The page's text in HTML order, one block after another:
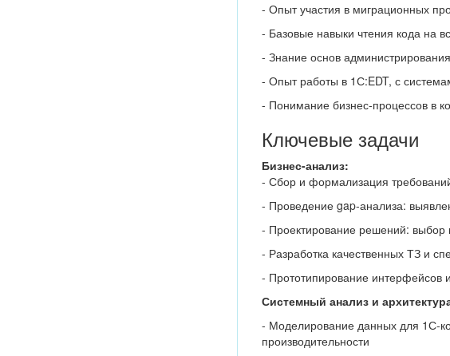
- Опыт участия в миграционных
- Базовые навыки чтения кода на
- Знание основ
- Опыт работы в 1С:EDT, с
- Понимание бизнес-процессов в
Ключевые задачи
Бизнес-анализ:
- Сбор и формализация
- Проведение gap-анализа:
- Проектирование решений: выбор
- Разработка качественных ТЗ и
- Прототипирование
Системный анализ и
- Моделирование данных для 1С-
производительности